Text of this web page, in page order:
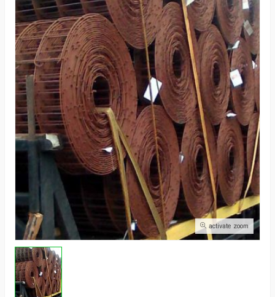
activate zoom